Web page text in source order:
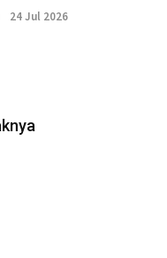
24 Jul 2026